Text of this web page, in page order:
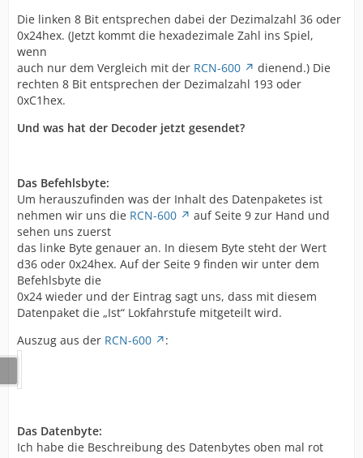
Die linken 8 Bit entsprechen dabei der Dezimalzahl 36 oder
0x24hex. (Jetzt kommt die hexadezimale Zahl ins Spiel,
wenn
auch nur dem Vergleich mit der RCN-600
dienend.) Die
rechten 8 Bit entsprechen der Dezimalzahl 193 oder
0xC1hex.
Und was hat der Decoder jetzt gesendet?
Das Befehlsbyte:
Um herauszufinden was der Inhalt des Datenpaketes ist
nehmen wir uns die RCN-600
auf Seite 9 zur Hand und
sehen uns zuerst
das linke Byte genauer an. In diesem Byte steht der Wert
d36 oder 0x24hex. Auf der Seite 9 finden wir unter dem
Befehlsbyte die
0x24 wieder und der Eintrag sagt uns, dass mit diesem
Datenpaket die „Ist“ Lokfahrstufe mitgeteilt wird.
Auszug aus der RCN-600 :
Das Datenbyte:
Ich habe die Beschreibung des Datenbytes oben mal rot